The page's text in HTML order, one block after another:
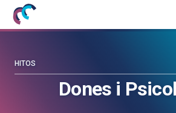
Mujeres
con
blog
Dones i
HITOS